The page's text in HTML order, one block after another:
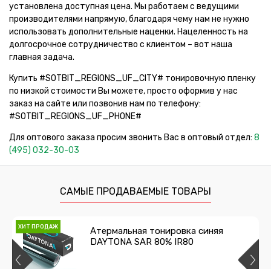
установлена доступная цена. Мы работаем с ведущими
производителями напрямую, благодаря чему нам не нужно
использовать дополнительные наценки. Нацеленность на
долгосрочное сотрудничество с клиентом – вот наша
главная задача.
Купить #SOTBIT_REGIONS_UF_CITY# тонировочную пленку
по низкой стоимости Вы можете, просто оформив у нас
заказ на сайте или позвонив нам по телефону:
#SOTBIT_REGIONS_UF_PHONE#
Для оптового заказа просим звонить Вас в оптовый отдел: 8
(495) 032-30-03
САМЫЕ ПРОДАВАЕМЫЕ ТОВАРЫ
ХИТ ПРОДАЖ
Атермальная тонировка синяя
DAYTONA SAR 80% IR80